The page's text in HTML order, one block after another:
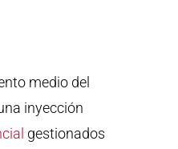
medio del
inyección
gestionados